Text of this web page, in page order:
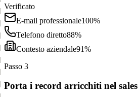
Verificato
E-mail professionale100%
Telefono diretto88%
Contesto aziendale91%
Passo 3
Porta i record arricchiti nel sales